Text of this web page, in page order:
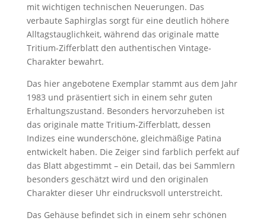
mit wichtigen technischen Neuerungen. Das
verbaute Saphirglas sorgt für eine deutlich höhere
Alltagstauglichkeit, während das originale matte
Tritium-Zifferblatt den authentischen Vintage-
Charakter bewahrt.
Das hier angebotene Exemplar stammt aus dem Jahr
1983 und präsentiert sich in einem sehr guten
Erhaltungszustand. Besonders hervorzuheben ist
das originale matte Tritium-Zifferblatt, dessen
Indizes eine wunderschöne, gleichmäßige Patina
entwickelt haben. Die Zeiger sind farblich perfekt auf
das Blatt abgestimmt – ein Detail, das bei Sammlern
besonders geschätzt wird und den originalen
Charakter dieser Uhr eindrucksvoll unterstreicht.
Das Gehäuse befindet sich in einem sehr schönen